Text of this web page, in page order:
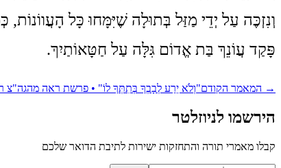
וְנִזְכֶּה עַל יְדֵי מַזַּל בְּתוּלָה שֶׁיִּמָּחוּ כָּל
פָּקַד עֲוֹנֵךְ בַּת אֱדוֹם גִּלָּה עַל חַטָּאוֹתַיִךְ.
→ המאמר הקודם"וְלֹא יֵרַע לְבָבְךָ בְּתִתְּךָ לוֹ" • פרשת ראה מהגה"צ
הירשמו לניוזלטר
קבלו מאמרי תורה והתחזקות ישירות לתיבת הדואר שלכם